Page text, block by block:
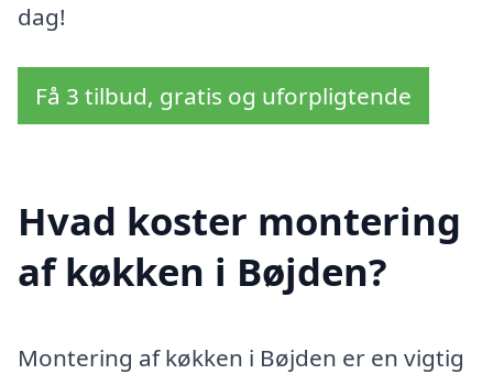
dag!
Få 3 tilbud, gratis og uforpligtende
Hvad koster montering
af køkken i Bøjden?
Montering af køkken i Bøjden er en vigtig